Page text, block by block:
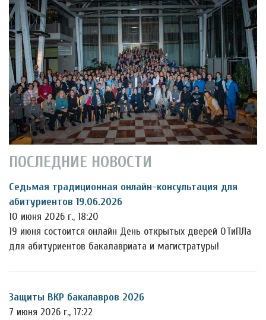
ПОСЛЕДНИЕ НОВОСТИ
Седьмая традиционная онлайн-консультация для
абитуриентов 19.06.2026
10 июня 2026 г., 18:20
19 июня состоится онлайн День открытых дверей ОТиПЛа
для абитуриентов бакалавриата и магистратуры!
Защиты ВКР бакалавров 2026
7 июня 2026 г., 17:22